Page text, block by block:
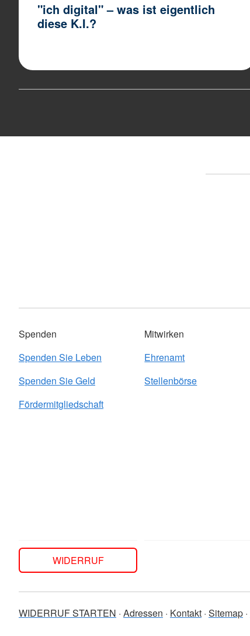
"ich digital" – was ist eigentlich
diese K.I.?
Spenden
Spenden Sie Leben
Spenden Sie Geld
Fördermitgliedschaft
Mitwirken
Ehrenamt
Stellenbörse
WIDERRUF
WIDERRUF STARTEN Adressen Kontakt Sitemap